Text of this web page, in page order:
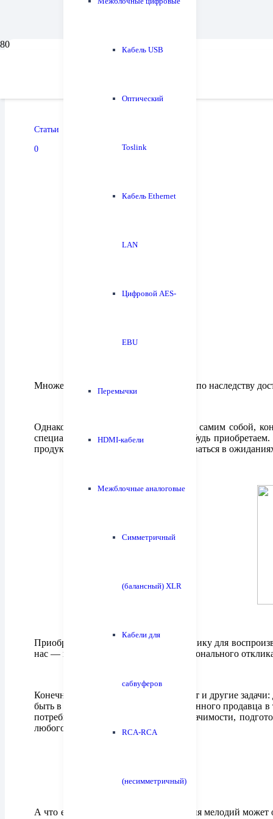
Кабель USB
Оптический
Toslink
Кабель Ethernet
LAN
Цифровой AES-
EBU
Перемычки
HDMI-кабели
Межблочные аналоговые
Симметричный
(балансный) XLR
Кабели для
сабвуферов
RCA-RCA
(несимметричный)
Мы отвечаем за
Статьи
0
Множеству наших соотечественников по наследству
Однако, каждый, будучи искренним с самим собой,
специалистами у которых мы что-нибудь
продукт. Ведь так не хочется разочароваться в
Приобретая высококачественную технику для
нас — предвкушают получения эмоционального
Конечно, частенько, аппаратура решает и другие
быть в тренде, и т. д. И роль ответственного продавца
потребностей, провести анализ их значимости,
любого высококлассного товара.
А что если комплект для проигрывания мелодий